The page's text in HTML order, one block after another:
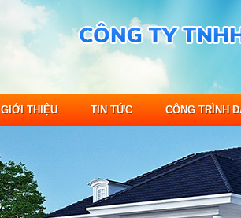
GIỚI THIỆU TIN TỨC CÔNG TRÌNH